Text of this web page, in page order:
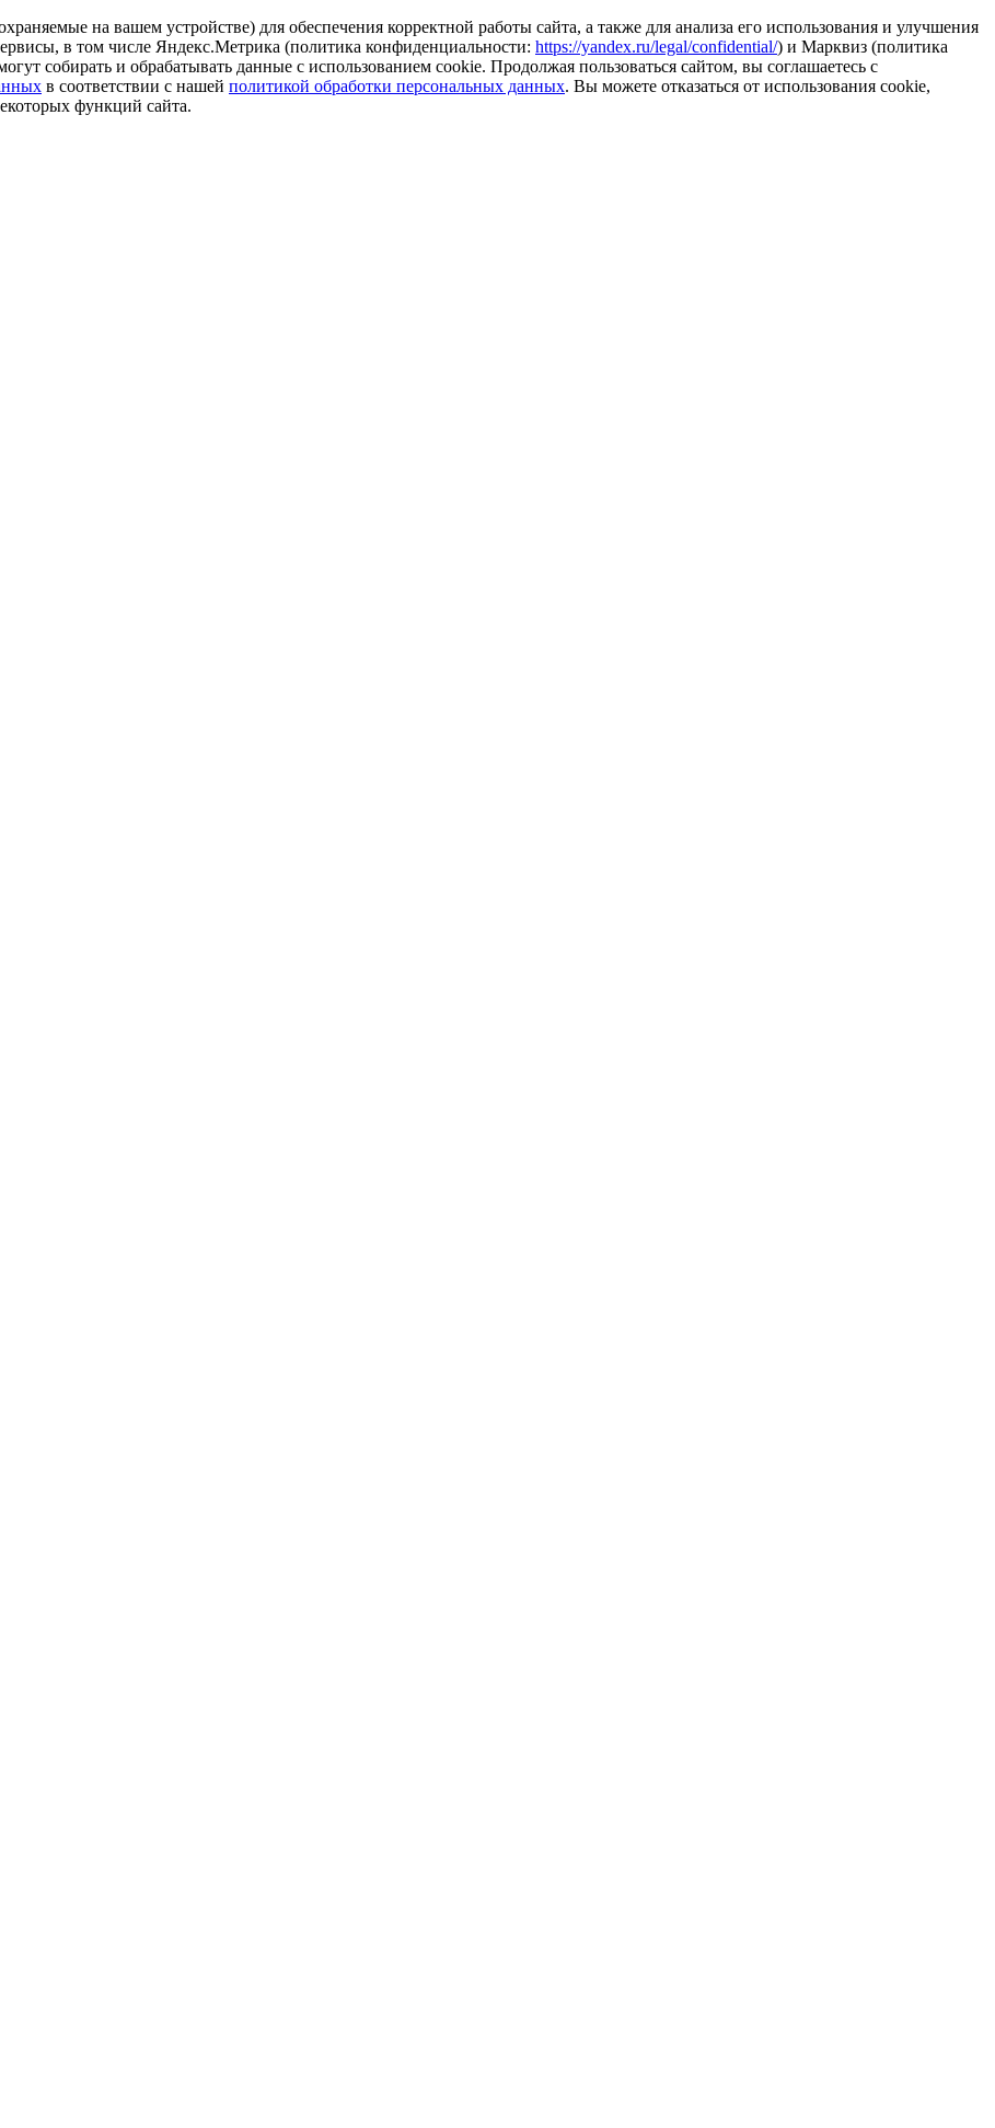
на вашем устройстве) для обеспечения корректной работы сайта, а также для анализа его использования и улучшения
в том числе Яндекс.Метрика (политика конфиденциальности: https://yandex.ru/legal/confidential/) и Марквиз (политика
собирать и обрабатывать данные с использованием cookie. Продолжая пользоваться сайтом, вы соглашаетесь с
в соответствии с нашей политикой обработки персональных данных. Вы можете отказаться от использования cookie,
функций сайта.